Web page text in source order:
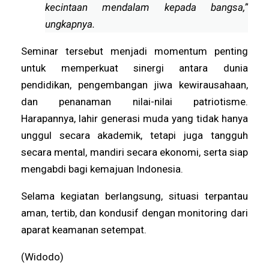
kecintaan mendalam kepada bangsa,”
ungkapnya.
Seminar tersebut menjadi momentum penting
untuk memperkuat sinergi antara dunia
pendidikan, pengembangan jiwa kewirausahaan,
dan penanaman nilai-nilai patriotisme.
Harapannya, lahir generasi muda yang tidak hanya
unggul secara akademik, tetapi juga tangguh
secara mental, mandiri secara ekonomi, serta siap
mengabdi bagi kemajuan Indonesia.
Selama kegiatan berlangsung, situasi terpantau
aman, tertib, dan kondusif dengan monitoring dari
aparat keamanan setempat.
(Widodo)